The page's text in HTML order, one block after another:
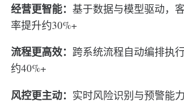
经营更智能： 基于数据与模型驱动，
率提升约30%+
流程更高效： 跨系统流程自动编排执
约40%+
风控更主动： 实时风险识别与预警能